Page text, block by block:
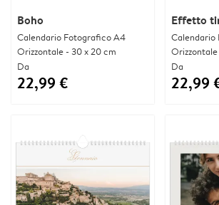
Boho
Calendario Fotografico A4
Orizzontale - 30 x 20 cm
Da
22,99 €
Effetto
Da
22,99